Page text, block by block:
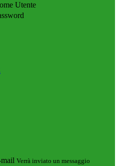
Utente
Verrà inviato un messaggio